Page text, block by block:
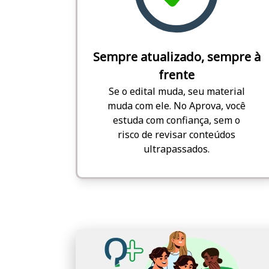
Sempre atualizado, sempre à
frente
Se o edital muda, seu material
muda com ele. No Aprova, você
estuda com confiança, sem o
risco de revisar conteúdos
ultrapassados.